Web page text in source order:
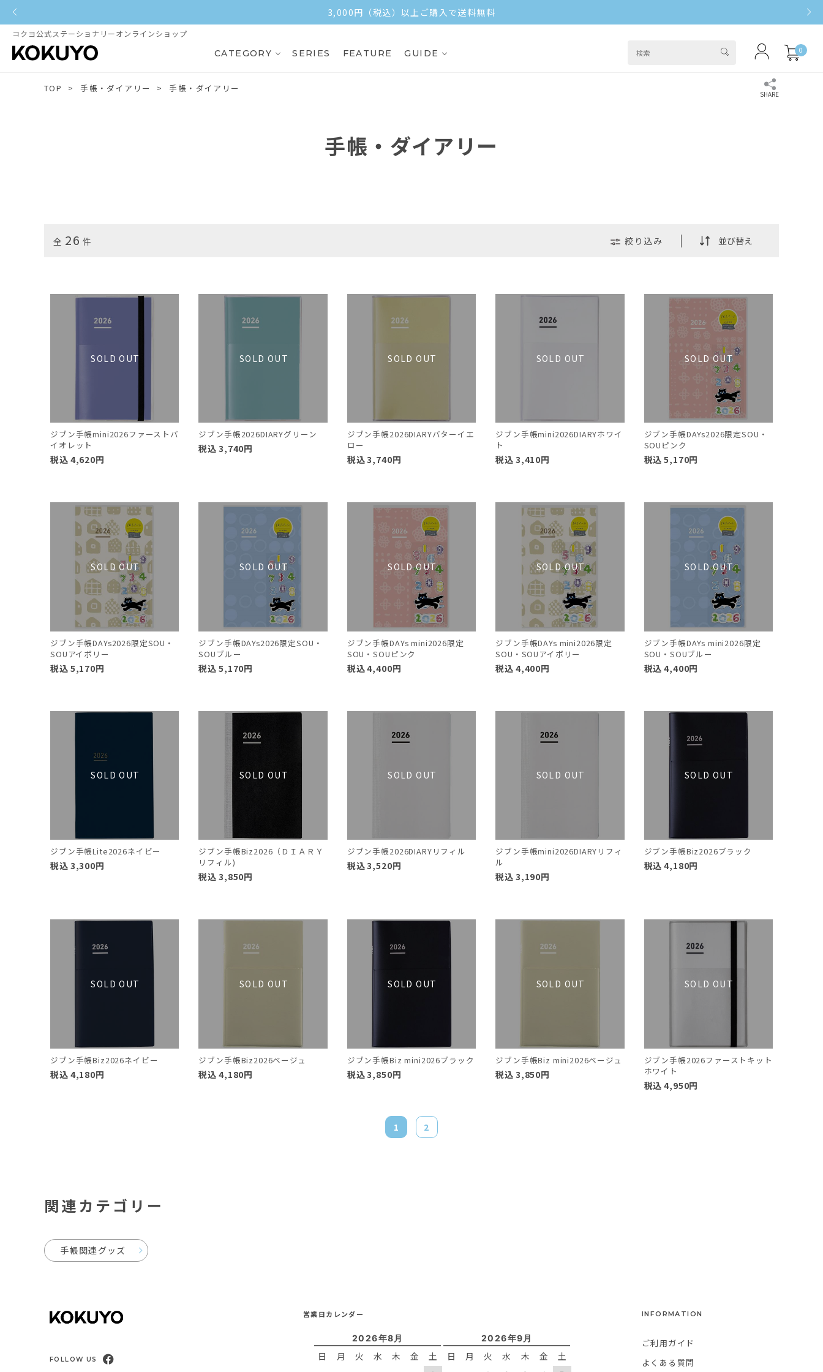
3,000円（税込）以上ご購入で送料無料
コクヨ公式ステーショナリーオンラインショップ
CATEGORY SERIES FEATURE GUIDE 0
TOP 手帳・ダイアリー 手帳・ダイアリー
手帳・ダイアリー
全 26 件 絞り込み
ジブン手帳mini2026ファーストバ
イオレット
税込 4,620円
ジブン手帳2026DIARYグリーン
税込 3,740円
ジブン手帳2026DIARYバターイエ
ロー
税込3,740円
ジブン手帳mini2026DIARYホワイ
ト
税込 3,410円
ジブン手帳DAYs2026限定SOU・
SOUピンク
税込 5,170円
ジブン手帳DAYs2026限定SOU・
SOUアイボリー
税込 5,170円
ジブン手帳DAYs2026限定SOU・
SOUブルー
税込 5,170円
ジブン手帳DAYs mini2026限定
SOU・SOUピンク
税込4,400円
ジブン手帳DAYs mini2026限定
SOU・SOUアイボリー
税込 4,400円
ジブン手帳DAYs mini2026限定
SOU・SOUブルー
税込 4,400円
ジブン手帳Lite2026ネイビー
税込 3,300円
ジブン手帳Biz2026（ＤＩＡＲＹ
リフィル)
税込 3,850円
ジブン手帳2026DIARYリフィル
税込3,520円
ジブン手帳mini2026DIARYリフィ
ル
税込 3,190円
ジブン手帳Biz2026ブラック
税込 4,180円
ジブン手帳Biz2026ネイビー
税込 4,180円
ジブン手帳Biz2026ベージュ
税込 4,180円
ジブン手帳Biz mini2026ブラック
税込3,850円
ジブン手帳Biz mini2026ベージュ
税込 3,850円
ジブン手帳2026ファーストキット
ホワイト
税込 4,950円
1
2
関連カテゴリー
手帳関連グッズ
FOLLOW US
営業日カレンダー
2026年8月
日 月 火 水 木 金 土
2026年9月
日 月 火 水 木 金 土
INFORMATION
ご利用ガイド
よくある質問